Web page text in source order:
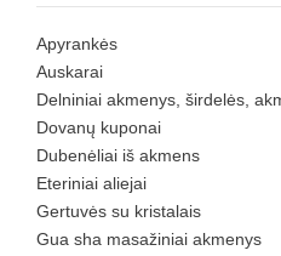
Apyrankės
Auskarai
Delniniai akmenys, širdelės,
Dovanų kuponai
Dubenėliai iš akmens
Eteriniai aliejai
Gertuvės su kristalais
Gua sha masažiniai akmenys